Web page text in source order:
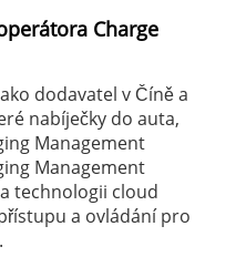
Charge
dodavatel v Číně a
nabíječky do auta,
Management
Management
technologii cloud
a ovládání pro